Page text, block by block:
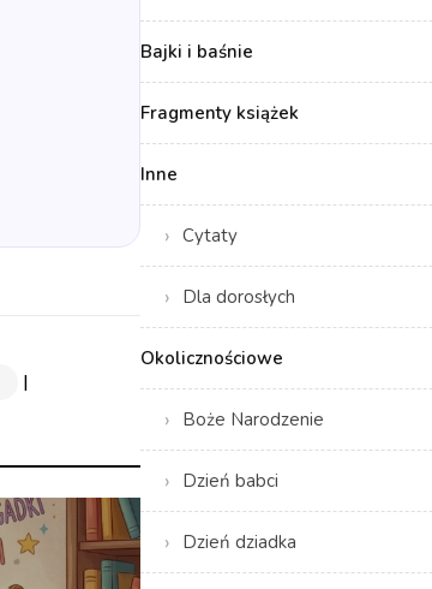
|
Bajki i baśnie
Fragmenty książek
Inne
Cytaty
Dla dorosłych
Okolicznościowe
Boże Narodzenie
Dzień babci
Dzień dziadka